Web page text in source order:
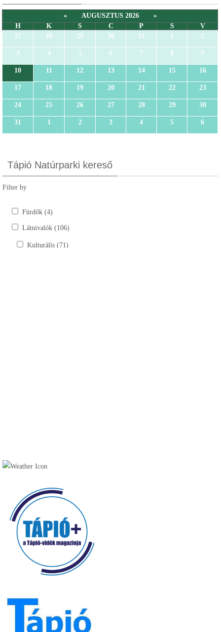
« AUGUSZTUS 2026
»
H
K S C P S
V
27
28 29 30 31 1 2
3 4 5 6 7 8 9
10 11 12 13 14 15 16
17 18 19 20 21 22 23
24 25 26 27 28 29 30
31 1 2 3 4 5 6
Tápió Natúrparki kereső
Filter by
Fürdők (4)
Látnivalók (106)
Kulturális (71)
Kávézó (16)
Pékség (20)